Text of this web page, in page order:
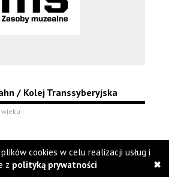
/ Kolej Transsyberyjska
wieku
cookies w celu realizacji usług i
z polityką prywatności